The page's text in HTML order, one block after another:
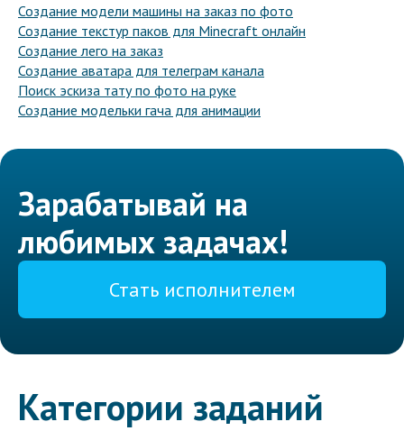
Создание модели машины на заказ по фото
Создание текстур паков для Minecraft онлайн
Создание лего на заказ
Создание аватара для телеграм канала
Поиск эскиза тату по фото на руке
Создание модельки гача для анимации
Зарабатывай на
любимых задачах!
Стать исполнителем
Категории заданий